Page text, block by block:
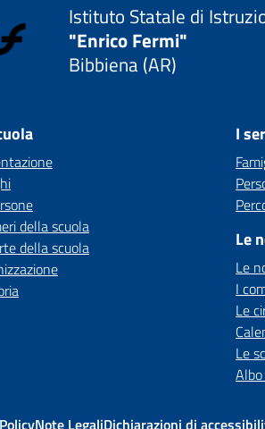
Istituto Statale di
"Enrico Fermi"
Bibbiena (AR)
della scuola
della scuola
I
Le
Le
I
Le
Le
Note LegaliDichiarazioni di